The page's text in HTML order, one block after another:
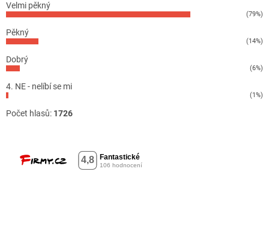
Velmi pěkný
(79%)
Pěkný
(14%)
Dobrý
(6%)
4. NE - nelíbí se mi
(1%)
Počet hlasů: 1726